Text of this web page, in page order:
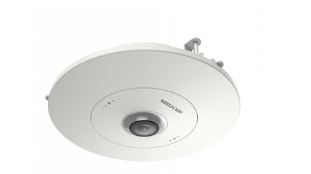
Системы контроля и управления
доступом
Сетевое оборудование
Защитные сейферы и боксы